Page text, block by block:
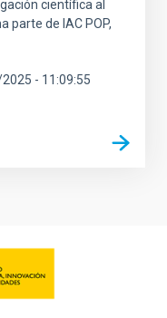
científica al
parte de IAC POP,
- 11:09:55